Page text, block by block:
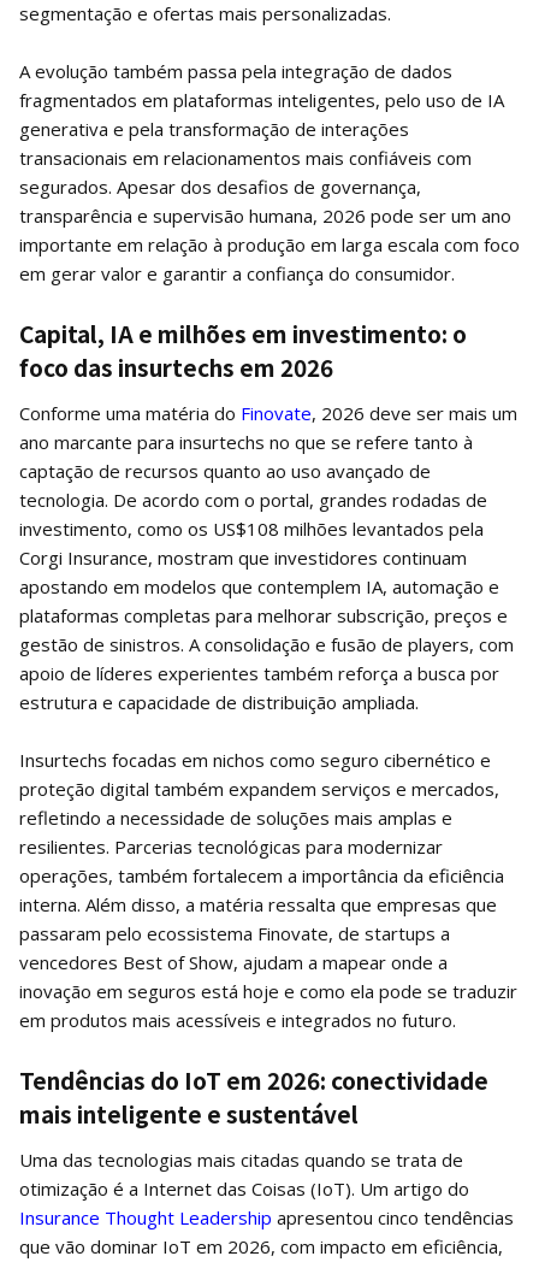
segmentação e ofertas mais personalizadas.
A evolução também passa pela integração de dados
fragmentados em plataformas inteligentes, pelo uso de IA
generativa e pela transformação de interações
transacionais em relacionamentos mais confiáveis com
segurados. Apesar dos desafios de governança,
transparência e supervisão humana, 2026 pode ser um ano
importante em relação à produção em larga escala com foco
em gerar valor e garantir a confiança do consumidor.
Capital, IA e milhões em investimento: o
foco das insurtechs em 2026
Conforme uma matéria do Finovate, 2026 deve ser mais um
ano marcante para insurtechs no que se refere tanto à
captação de recursos quanto ao uso avançado de
tecnologia. De acordo com o portal, grandes rodadas de
investimento, como os US$108 milhões levantados pela
Corgi Insurance, mostram que investidores continuam
apostando em modelos que contemplem IA, automação e
plataformas completas para melhorar subscrição, preços e
gestão de sinistros. A consolidação e fusão de players, com
apoio de líderes experientes também reforça a busca por
estrutura e capacidade de distribuição ampliada.
Insurtechs focadas em nichos como seguro cibernético e
proteção digital também expandem serviços e mercados,
refletindo a necessidade de soluções mais amplas e
resilientes. Parcerias tecnológicas para modernizar
operações, também fortalecem a importância da eficiência
interna. Além disso, a matéria ressalta que empresas que
passaram pelo ecossistema Finovate, de startups a
vencedores Best of Show, ajudam a mapear onde a
inovação em seguros está hoje e como ela pode se traduzir
em produtos mais acessíveis e integrados no futuro.
Tendências do IoT em 2026: conectividade
mais inteligente e sustentável
Uma das tecnologias mais citadas quando se trata de
otimização é a Internet das Coisas (IoT). Um artigo do
Insurance Thought Leadership apresentou cinco tendências
que vão dominar IoT em 2026, com impacto em eficiência,